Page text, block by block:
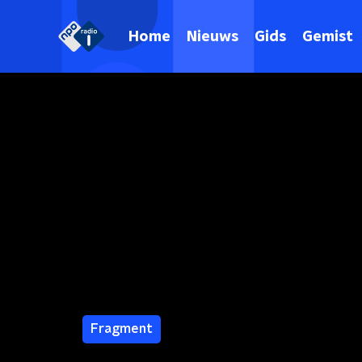
Home Nieuws Gids Gemist
Fragment